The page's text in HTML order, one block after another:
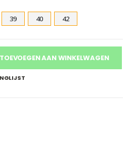
39 40 42
TOEVOEGEN AAN WINKELWAGEN